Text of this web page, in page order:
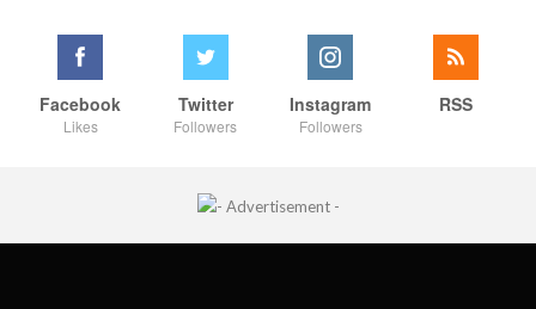
Facebook
Likes
Twitter
Followers
Instagram
Followers
RSS